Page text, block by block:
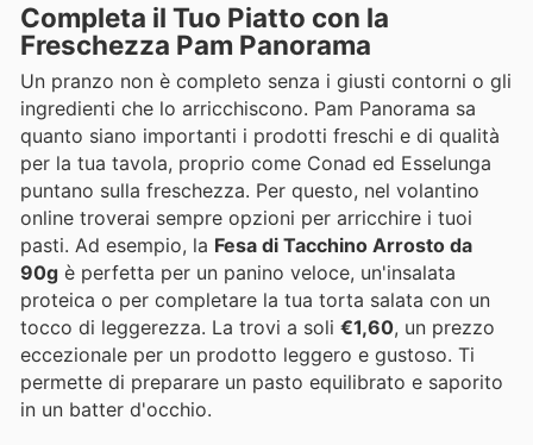
Completa il Tuo Piatto con la
Freschezza Pam Panorama
Un pranzo non è completo senza i giusti contorni o gli
ingredienti che lo arricchiscono. Pam Panorama sa
quanto siano importanti i prodotti freschi e di qualità
per la tua tavola, proprio come Conad ed Esselunga
puntano sulla freschezza. Per questo, nel volantino
online troverai sempre opzioni per arricchire i tuoi
pasti. Ad esempio, la Fesa di Tacchino Arrosto da
90g è perfetta per un panino veloce, un'insalata
proteica o per completare la tua torta salata con un
tocco di leggerezza. La trovi a soli €1,60, un prezzo
eccezionale per un prodotto leggero e gustoso. Ti
permette di preparare un pasto equilibrato e saporito
in un batter d'occhio.